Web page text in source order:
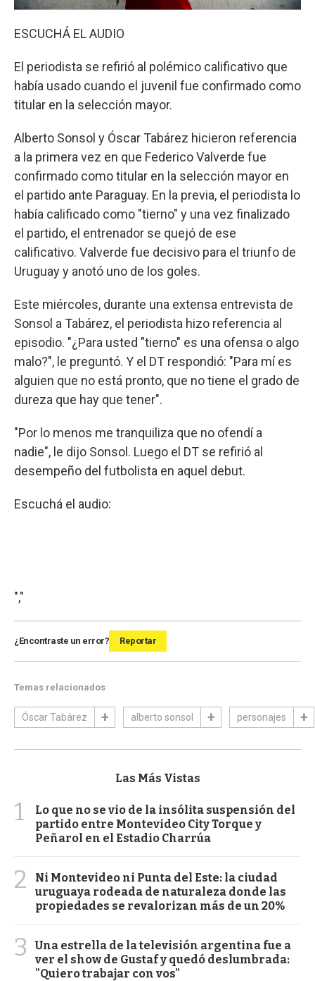
ESCUCHÁ EL AUDIO
El periodista se refirió al polémico calificativo que
había usado cuando el juvenil fue confirmado como
titular en la selección mayor.
Alberto Sonsol y Óscar Tabárez hicieron referencia
a la primera vez en que Federico Valverde fue
confirmado como titular en la selección mayor en
el partido ante Paraguay. En la previa, el periodista lo
había calificado como "tierno" y una vez finalizado
el partido, el entrenador se quejó de ese
calificativo. Valverde fue decisivo para el triunfo de
Uruguay y anotó uno de los goles.
Este miércoles, durante una extensa entrevista de
Sonsol a Tabárez, el periodista hizo referencia al
episodio. "¿Para usted "tierno" es una ofensa o algo
malo?", le preguntó. Y el DT respondió: "Para mí es
alguien que no está pronto, que no tiene el grado de
dureza que hay que tener".
"Por lo menos me tranquiliza que no ofendí a
nadie", le dijo Sonsol. Luego el DT se refirió al
desempeño del futbolista en aquel debut.
Escuchá el audio:
","
¿Encontraste un error? Reportar
Temas relacionados
Óscar Tabárez alberto sonsol personajes
Las Más Vistas
1
Lo que no se vio de la insólita suspensión del
partido entre Montevideo City Torque y
Peñarol en el Estadio Charrúa
2
Ni Montevideo ni Punta del Este: la ciudad
uruguaya rodeada de naturaleza donde las
propiedades se revalorizan más de un 20%
3
Una estrella de la televisión argentina fue a
ver el show de Gustaf y quedó deslumbrada:
"Quiero trabajar con vos"